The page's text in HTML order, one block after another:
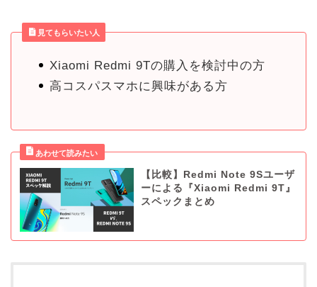
見てもらいたい人
Xiaomi Redmi 9Tの購入を検討中の方
高コスパスマホに興味がある方
【比較】Redmi Note 9Sユーザ
ーによる『Xiaomi Redmi 9T』
スペックまとめ